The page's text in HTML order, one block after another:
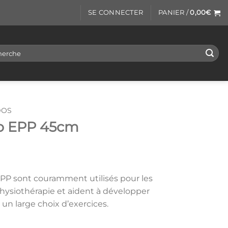
SE CONNECTER PANIER /0,00€
EPP 45cm
sont couramment utilisés pour les
et aident à développer
large choix d’exercices.